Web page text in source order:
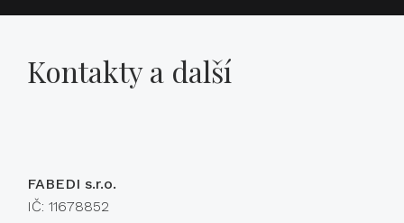
Kontakty a další
FABEDI s.r.o.
IČ: 11678852